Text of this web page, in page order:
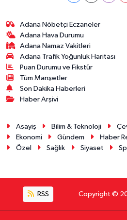
Adana Nöbetçi Eczaneler
Adana Hava Durumu
Adana Namaz Vakitleri
Adana Trafik Yoğunluk Haritası
Puan Durumu ve Fikstür
Tüm Manşetler
Son Dakika Haberleri
Haber Arşivi
Asayiş Bilim & Teknoloji
Ekonomi
Gündem Haber
Özel
Sağlık Siyaset
RSS Copyright ©